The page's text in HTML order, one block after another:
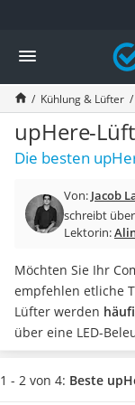
Die beliebtesten
Elektronik
Powerstation
Monitor 32 Zoll 4K
Fernseher
Drucker
Desktop-PC
Diascanner
Laser-
Powerstation mit
Gaming-PC
Soundbar
17-Zoll-Laptop
Satellitenschüssel
Gaming-Headset
Schnurloses Telefon
Kühlung & Lüfter
upHere-
Die besten
Von: Jacob
schreibt
Lektorin:
Möchten Sie Ihr
empfehlen etliche
Lüfter werden
über eine LED-
Gehäuselüfter
hängt von vielen
1 - 2 von 4: Beste